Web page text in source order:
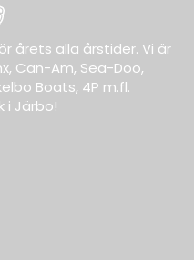
årets alla årstider. Vi är
Can-Am, Sea-Doo,
Boats, 4P m.fl.
i Järbo!